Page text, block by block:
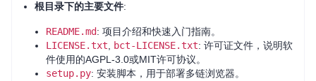
根目录下的主要文件:
README.md: 项目介绍和快速入门指南。
LICENSE.txt
bct-LICENSE.txt: 许可证文件，说明软
件使用的AGPL-3.0或MIT许可协议。
setup.py: 安装脚本，用于部署多链浏览器。